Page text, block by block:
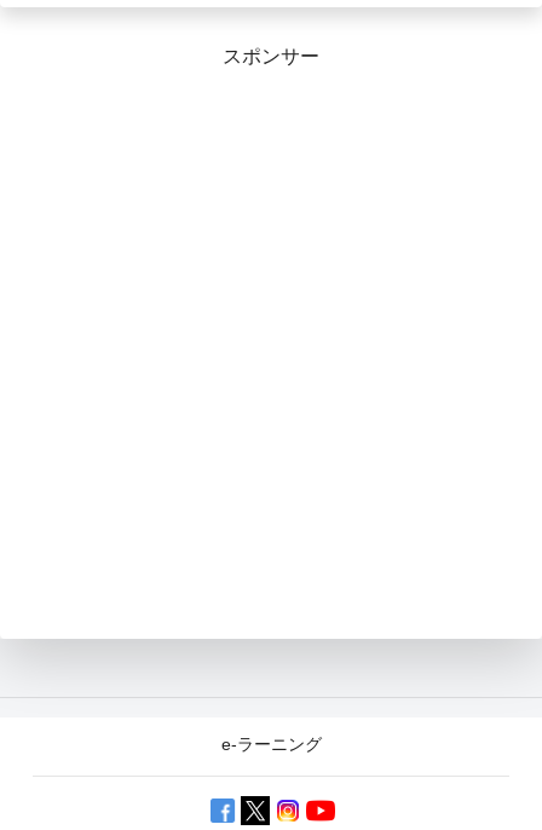
スポンサー
e-ラーニング